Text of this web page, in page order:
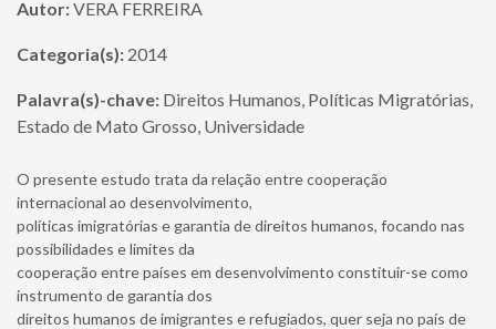
Autor:VERA FERREIRA
Categoria(s): 2014
Palavra(s)-chave: Direitos Humanos, Políticas Migratórias,
Estado de Mato Grosso, Universidade
O presente estudo trata da relação entre cooperação
internacional ao desenvolvimento,
políticas imigratórias e garantia de direitos humanos, focando nas
possibilidades e limites da
cooperação entre países em desenvolvimento constituir-se como
instrumento de garantia dos
direitos humanos de imigrantes e refugiados, quer seja no país de